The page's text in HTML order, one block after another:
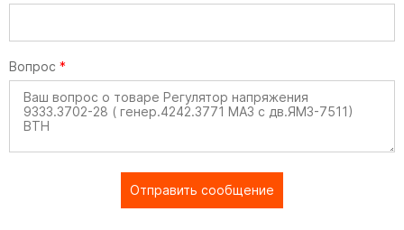
Вопрос *
Отправить сообщение